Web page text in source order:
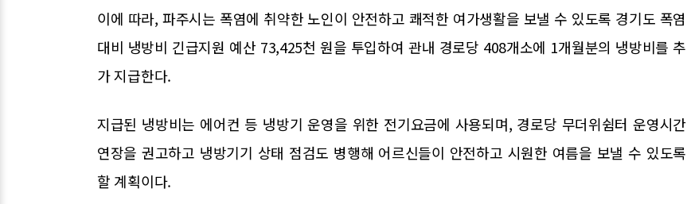
이에 따라, 파주시는 폭염에 취약한 노인이 안전하고 쾌적한 여가생활을 보낼 수 있도록 경기도 폭염
대비 냉방비 긴급지원 예산 73,425천 원을 투입하여 관내 경로당 408개소에 1개월분의 냉방비를 추
가 지급한다.
지급된 냉방비는 에어컨 등 냉방기 운영을 위한 전기요금에 사용되며, 경로당 무더위쉼터 운영시간
연장을 권고하고 냉방기기 상태 점검도 병행해 어르신들이 안전하고 시원한 여름을 보낼 수 있도록
할 계획이다.